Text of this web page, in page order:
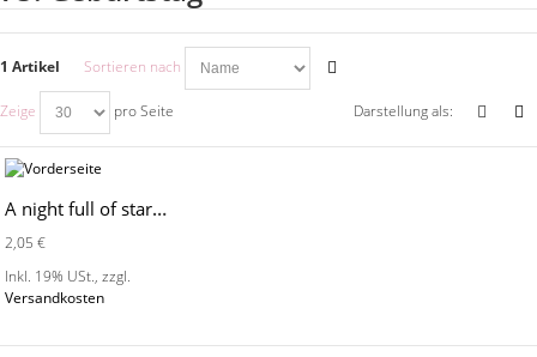
1 Artikel Sortieren nach
Zeige pro Seite Darstellung als:
A night full of stars - MO1018
2,05 €
Inkl. 19% USt.,zzgl.
Versandkosten